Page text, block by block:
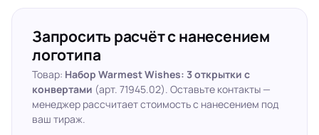
Запросить расчёт с нанесением
логотипа
Товар: Набор Warmest Wishes: 3 открытки с
конвертами (арт. 71945.02). Оставьте контакты —
менеджер рассчитает стоимость с нанесением под
ваш тираж.